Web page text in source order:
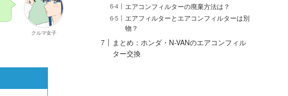
クルマ女子
エアコンフィルターの廃棄方法は？
エアフィルターとエアコンフィルターは別
物？
まとめ：ホンダ・N-VANのエアコンフィル
ター交換